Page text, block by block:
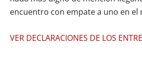
encuentro con empate a uno en el
VER DECLARACIONES DE LOS